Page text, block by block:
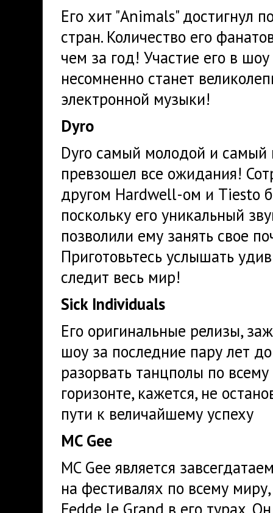
Его хит "Animals" достигнул
стран. Количество его
чем за год! Участие его в
несомненно станет
электронной музыки!
Dyro
Dyro самый молодой и самый
превзошел все ожидания!
другом Hardwell-ом и Tiesto
поскольку его уникальный
позволили ему занять свое
Приготовьтесь услышать
следит весь мир!
Sick Individuals
Его оригинальные релизы,
шоу за последние пару лет
разорвать танцполы по
горизонте, кажется, не
пути к величайшему успеху
MC Gee
MC Gee является
на фестивалях по всему
Fedde le Grand в его турах.